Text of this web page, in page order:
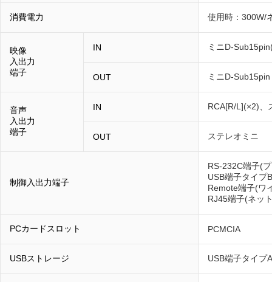
消費電力 使用時：300W/
映像
入出力
端子
IN ミニD-
OUT ミニD-Sub15pin
音声
入出力
端子
IN RCA[R/L](×2)、
OUT ステレオミニ
制御入出力端子
RS-232C端子(
USB端子タイプ
Remote端子(ワ
RJ45端子(ネッ
PCカードスロット PCMCIA
USBストレージ USB端子タイプ